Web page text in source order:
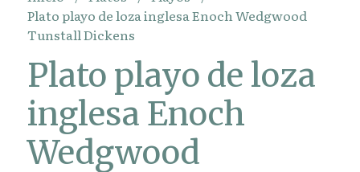
Plato playo de loza inglesa Enoch Wedgwood
Tunstall Dickens
Plato playo de loza
inglesa Enoch
Wedgwood